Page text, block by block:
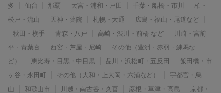
多
仙台 那覇 大宮・浦和・戸田 千葉・船橋・市川
柏・
松戸・流山
天神・薬院 札幌・大通
広島・福山・尾道など
秋田・横手
青森・八戸 高崎・渋川・前橋 など
川崎・宮前
平・青葉台
西宮・芦屋・尼崎
その他（豊洲・赤羽・練馬な
ど）
恵比寿・目黒・中目黒 品川・浜松町・五反田
飯田橋・市
ヶ谷・永田町
その他（大和・上大岡・六浦など）
宇都宮・烏
山
和歌山市 川越・南古谷・久喜 彦根・草津・高島
京都・